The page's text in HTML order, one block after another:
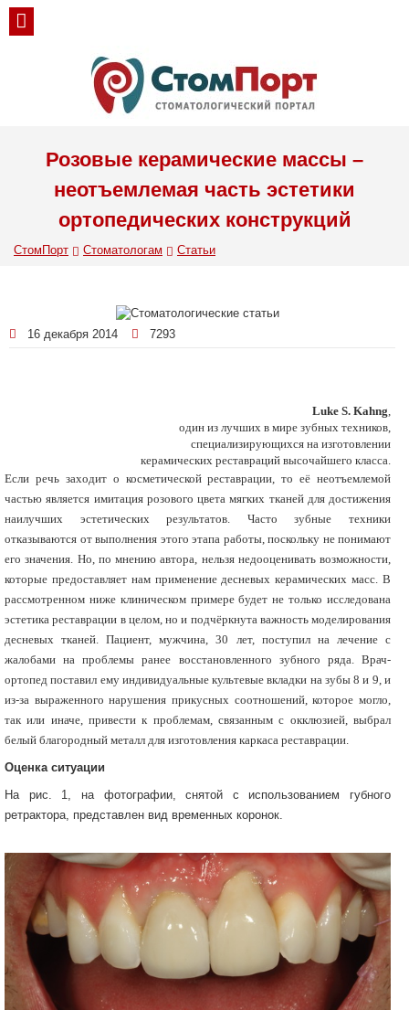
Розовые керамические массы –
неотъемлемая часть эстетики
ортопедических конструкций
СтомПорт Стоматологам Статьи
16 декабря 2014 7293
Luke S. Kahng
один из лучших в мире зубных техников,
специализирующихся на изготовлении
керамических реставраций высочайшего класса.
Если речь заходит о косметической реставрации, то её неотъемлемой
частью является имитация розового цвета мягких тканей для достижения
наилучших эстетических результатов. Часто зубные техники
отказываются от выполнения этого этапа работы, поскольку не понимают
его значения. Но, по мнению автора, нельзя недооценивать возможности,
которые предоставляет нам применение десневых керамических масс. В
рассмотренном ниже клиническом примере будет не только исследована
эстетика реставрации в целом, но и подчёркнута важность моделирования
десневых тканей. Пациент, мужчина, 30 лет, поступил на лечение с
жалобами на проблемы ранее восстановленного зубного ряда. Врач-
ортопед поставил ему индивидуальные культевые вкладки на зубы 8 и 9, и
из-за выраженного нарушения прикусных соотношений, которое могло,
так или иначе, привести к проблемам, связанным с окклюзией, выбрал
белый благородный металл для изготовления каркаса реставрации.
Оценка ситуации
На рис. 1, на фотографии, снятой с использованием губного
ретрактора, представлен вид временных коронок.